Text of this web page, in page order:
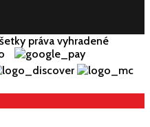
práva vyhradené